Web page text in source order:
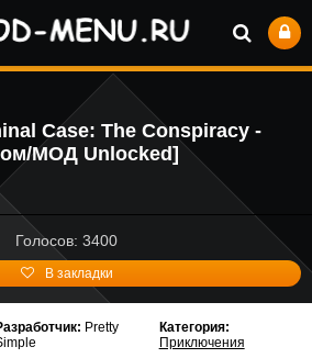
Case: The Conspiracy -
МОД Unlocked]
Голосов: 3400
В закладки
Pretty
Категория:
Приключения